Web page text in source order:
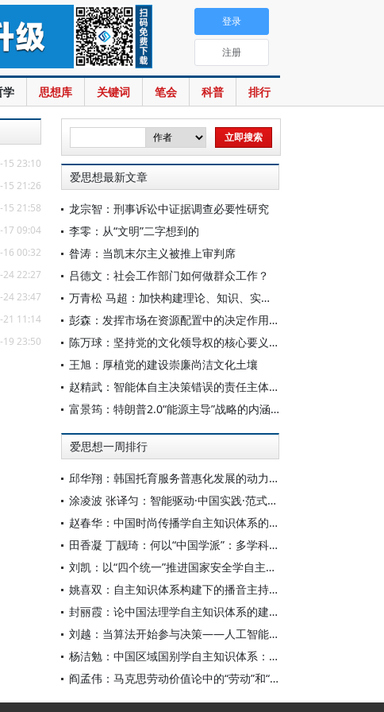
学 思想库 关键词 笔会 科普 排行
登录
注册
15 23:10
15 21:26
15 21:58
17 09:04
16 00:32
24 22:27
24 23:47
21 11:14
19 23:50
爱思想最新文章
龙宗智：刑事诉讼中证据调查必要性研究
李零：从“文明”二字想到的
昝涛：当凯末尔主义被推上审判席
吕德文：社会工作部门如何做群众工作？
万青松 马超：加快构建理论、知识、实践一体发展的区域国别自主知识体系
彭森：发挥市场在资源配置中的决定作用是中国改革的最基本经验
陈万球：坚持党的文化领导权的核心要义、历史必然性和科学方法
王旭：厚植党的建设崇廉尚洁文化土壤
赵精武：智能体自主决策错误的责任主体与边界
富景筠：特朗普2.0“能源主导”战略的内涵、举措与影响
爱思想一周排行
邱华翔：韩国托育服务普惠化发展的动力机制、制度路径与政策效应
涂凌波 张译匀：智能驱动·中国实践·范式创新：“构建中国新闻传播学自主知识体系”专题研讨会综述
赵春华：中国时尚传播学自主知识体系的内在逻辑与实践路径
田香凝 丁靓琦：何以“中国学派”：多学科视野下中国特色新闻传播学建设的研究
刘凯：以“四个统一”推进国家安全学自主知识体系构建
姚喜双：自主知识体系构建下的播音主持高等专业教育研究
封丽霞：论中国法理学自主知识体系的建构
刘越：当算法开始参与决策——人工智能重塑全球治理的底层逻辑
杨洁勉：中国区域国别学自主知识体系：本原、借鉴和建构
阎孟伟：马克思劳动价值论中的“劳动”和“价值”概念